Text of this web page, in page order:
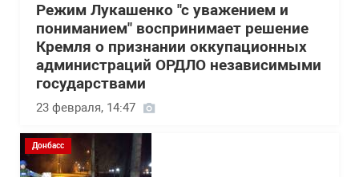
Режим Лукашенко "с уважением и
пониманием" воспринимает решение
Кремля о признании оккупационных
администраций ОРДЛО независимыми
государствами
23 февраля, 14:47
Донбасс